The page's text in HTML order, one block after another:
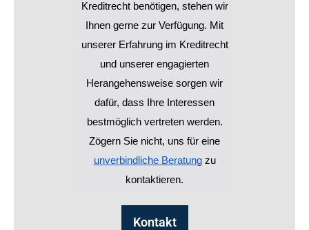
Kreditrecht benötigen, stehen wir
Ihnen gerne zur Verfügung. Mit
unserer Erfahrung im Kreditrecht
und unserer engagierten
Herangehensweise sorgen wir
dafür, dass Ihre Interessen
bestmöglich vertreten werden.
Zögern Sie nicht, uns für eine
unverbindliche Beratungzu
kontaktieren.
Kontakt